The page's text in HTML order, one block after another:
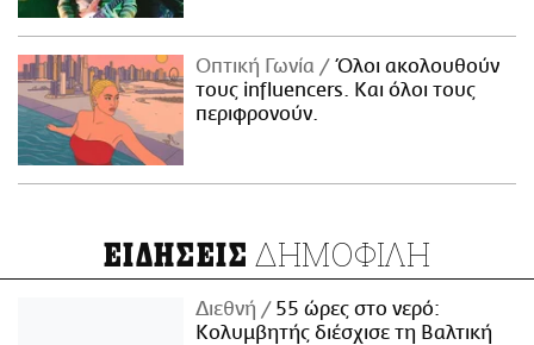
Οπτική Γωνία
Όλοι ακολουθούν
τους influencers. Και όλοι τους
περιφρονούν.
ΕΙΔΗΣΕΙΣ ΔΗΜΟΦΙΛΗ
Διεθνή
55 ώρες στο νερό:
Κολυμβητής διέσχισε τη Βαλτική